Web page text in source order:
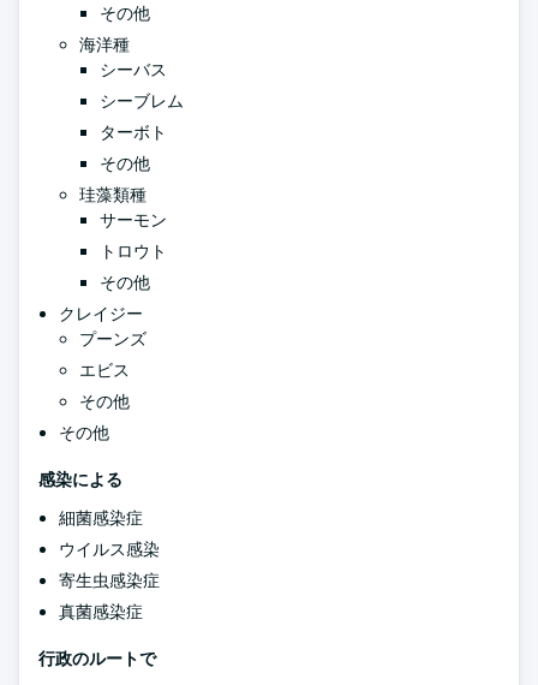
その他
海洋種
シーバス
シーブレム
ターボト
その他
珪藻類種
サーモン
トロウト
その他
クレイジー
プーンズ
エビス
その他
その他
感染による
細菌感染症
ウイルス感染
寄生虫感染症
真菌感染症
行政のルートで